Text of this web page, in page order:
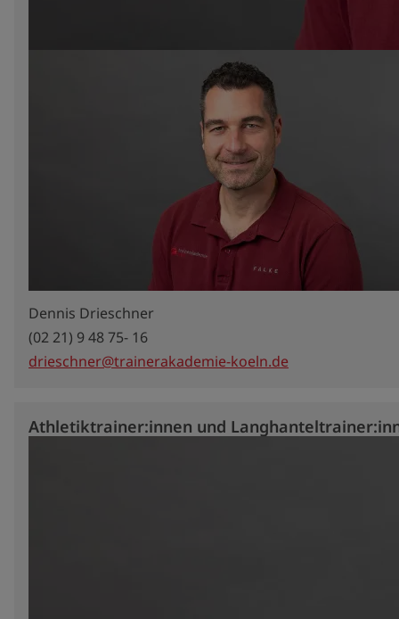
Dennis Drieschner
(02 21) 9 48 75- 16
drieschner@trainerakademie-koeln.de
Athletiktrainer:innen und